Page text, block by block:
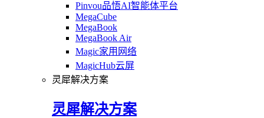
Pinvou品悟AI智能体平台
MegaCube
MegaBook
MegaBook Air
Magic家用网络
MagicHub云屏
灵犀解决方案
灵犀解决方案